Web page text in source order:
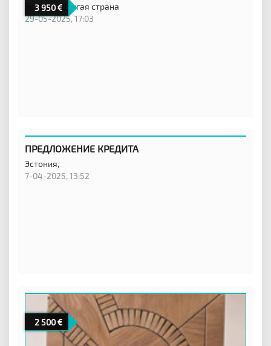
3 950
Эстония,Другая страна
29-05-2025, 17:03
ПРЕДЛОЖЕНИЕ КРЕДИТА
Эстония,
7-04-2025, 13:52
2 500